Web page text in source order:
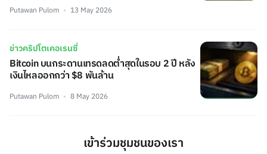
Putawan Pulom 13 May 2026
ข่าวคริปโตเคอเรนซี่
Bitcoin บนกระดานเทรดลดต่ำสุดในรอบ 2 ปี หลัง
เงินไหลออกกว่า $8 พันล้าน
Putawan Pulom 8 May 2026
เข้าร่วมชุมชนของเรา